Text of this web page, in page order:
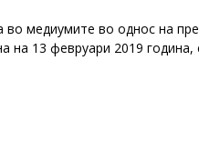
медиумите во однос на
на 13 февруари 2019